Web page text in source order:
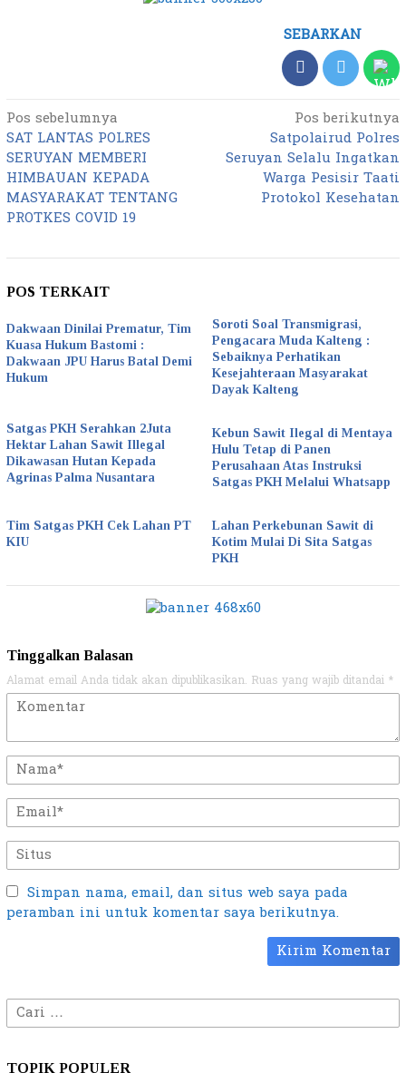
SEBARKAN
Navigasi
pos
Pos sebelumnya
SAT LANTAS POLRES
SERUYAN MEMBERI
HIMBAUAN KEPADA
MASYARAKAT TENTANG
PROTKES COVID 19
Pos berikutnya
Satpolairud Polres
Seruyan Selalu Ingatkan
Warga Pesisir Taati
Protokol Kesehatan
POS TERKAIT
Dakwaan Dinilai Prematur, Tim
Kuasa Hukum Bastomi :
Dakwaan JPU Harus Batal Demi
Hukum
Soroti Soal Transmigrasi,
Pengacara Muda Kalteng :
Sebaiknya Perhatikan
Kesejahteraan Masyarakat
Dayak Kalteng
Satgas PKH Serahkan 2Juta
Hektar Lahan Sawit Illegal
Dikawasan Hutan Kepada
Agrinas Palma Nusantara
Kebun Sawit Ilegal di Mentaya
Hulu Tetap di Panen
Perusahaan Atas Instruksi
Satgas PKH Melalui Whatsapp
Tim Satgas PKH Cek Lahan PT
KIU
Lahan Perkebunan Sawit di
Kotim Mulai Di Sita Satgas
PKH
Tinggalkan Balasan
Alamat email Anda tidak akan dipublikasikan. Ruas yang wajib ditandai *
Simpan nama, email, dan situs web saya pada
peramban ini untuk komentar saya berikutnya.
Cari
untuk:
TOPIK POPULER